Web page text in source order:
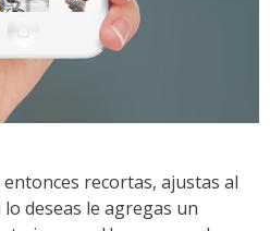
recortas, ajustas al
deseas le agregas un